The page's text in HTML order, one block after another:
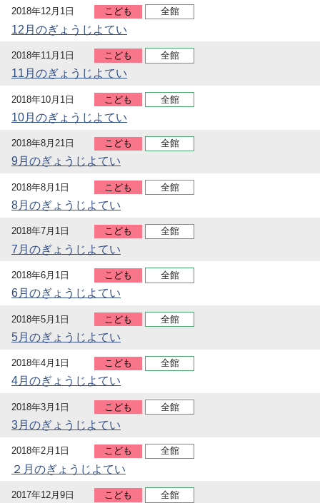
2018年12月1日 こども 全館
12月のぎょうじよてい
2018年11月1日 こども 全館
11月のぎょうじよてい
2018年10月1日 こども 全館
10月のぎょうじよてい
2018年8月21日 こども 全館
9月のぎょうじよてい
2018年8月1日 こども 全館
8月のぎょうじよてい
2018年7月1日 こども 全館
7月のぎょうじよてい
2018年6月1日 こども 全館
6月のぎょうじよてい
2018年5月1日 こども 全館
5月のぎょうじよてい
2018年4月1日 こども 全館
4月のぎょうじよてい
2018年3月1日 こども 全館
3月のぎょうじよてい
2018年2月1日 こども 全館
２月のぎょうじよてい
2017年12月9日 こども 全館